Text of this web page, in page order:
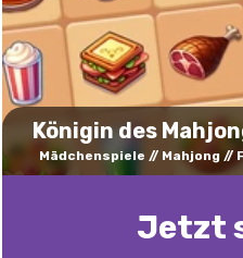
Königin des
Mädchenspiele Mahjong
Jetzt